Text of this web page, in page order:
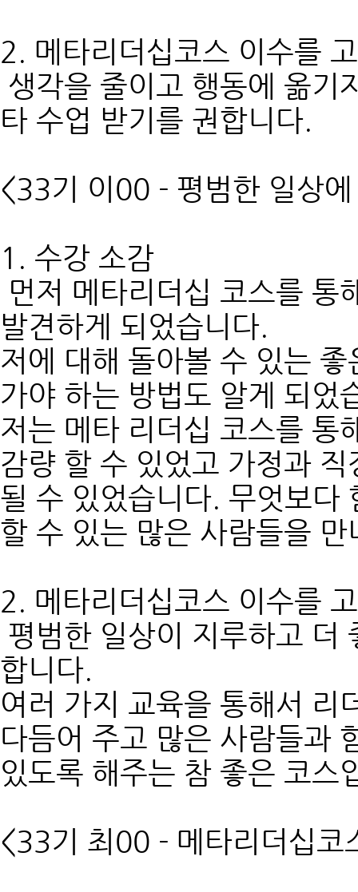
2. 메타리더십코스 이수를
생각을 줄이고 행동에 옮기
타 수업 받기를 권합니다.
<33기 이00 - 평범한 일상
1. 수강 소감
먼저 메타리더십 코스를 통
발견하게 되었습니다.
저에 대해 돌아볼 수 있는
가야 하는 방법도 알게 되었
저는 메타 리더십 코스를 통
감량 할 수 있었고 가정과
될 수 있었습니다. 무엇보다
할 수 있는 많은 사람들을
2. 메타리더십코스 이수를
평범한 일상이 지루하고 더
합니다.
여러 가지 교육을 통해서 리
다듬어 주고 많은 사람들과
있도록 해주는 참 좋은 코스
<33기 최00 - 메타리더십코